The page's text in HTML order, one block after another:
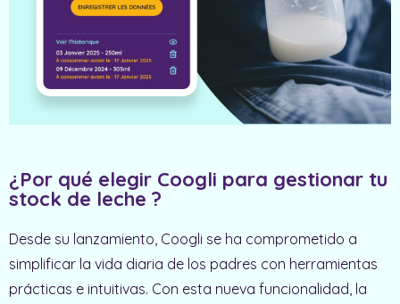
¿Por qué elegir Coogli para gestionar tu
stock de leche ? ​
Desde su lanzamiento, Coogli se ha comprometido a
simplificar la vida diaria de los padres con herramientas
prácticas e intuitivas. Con esta nueva funcionalidad, la